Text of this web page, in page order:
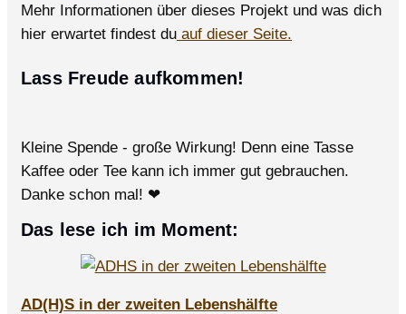
Mehr Informationen über dieses Projekt und was dich
hier erwartet findest du auf dieser Seite.
Lass Freude aufkommen!
Kleine Spende - große Wirkung! Denn eine Tasse
Kaffee oder Tee kann ich immer gut gebrauchen.
Danke schon mal! ❤
Das lese ich im Moment:
AD(H)S in der zweiten Lebenshälfte